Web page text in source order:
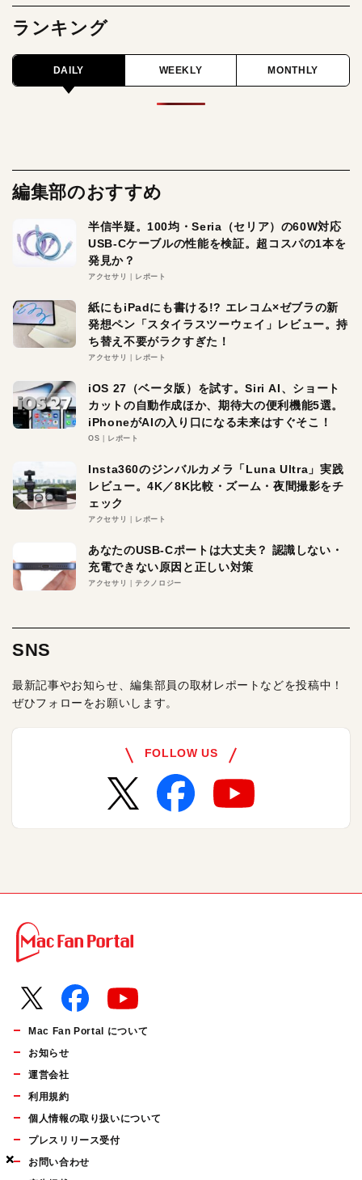
×
×
×
ランキング
DAILY WEEKLY MONTHLY
編集部のおすすめ
半信半疑。100均・Seria（セリア）の60W対応
USB-Cケーブルの性能を検証。超コスパの1本を
発見か？
アクセサリ レポート
紙にもiPadにも書ける!? エレコム×ゼブラの新
発想ペン「スタイラスツーウェイ」レビュー。持
ち替え不要がラクすぎた！
アクセサリ レポート
iOS 27（ベータ版）を試す。Siri AI、ショート
カットの自動作成ほか、期待大の便利機能5選。
iPhoneがAIの入り口になる未来はすぐそこ！
OS レポート
Insta360のジンバルカメラ「Luna Ultra」実践
レビュー。4K／8K比較・ズーム・夜間撮影をチ
ェック
アクセサリ レポート
あなたのUSB-Cポートは大丈夫？ 認識しない・
充電できない原因と正しい対策
アクセサリ テクノロジー
SNS
最新記事やお知らせ、編集部員の取材レポートなどを投稿中！
ぜひフォローをお願いします。
FOLLOW US
Mac Fan Portal について
お知らせ
運営会社
利用規約
個人情報の取り扱いについて
プレスリリース受付
お問い合わせ